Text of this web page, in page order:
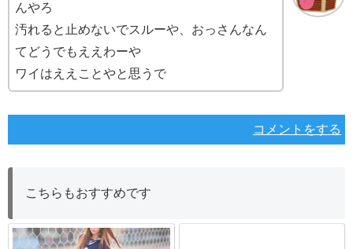
んやろ
汚れると止めないでスルーや、おっさんなん
てどうでもええわーや
ワイはええことやと思うで
コメントをする
こちらもおすすめです